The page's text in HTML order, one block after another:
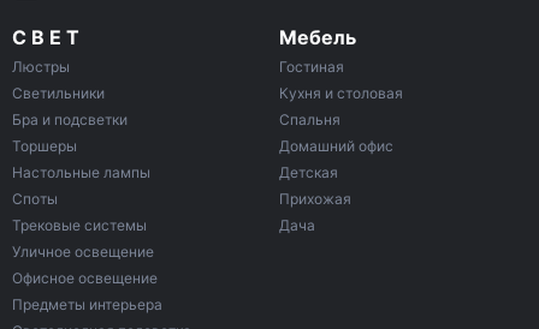
С В Е Т
Люстры
Светильники
Бра и подсветки
Торшеры
Настольные лампы
Споты
Трековые системы
Уличное освещение
Офисное освещение
Предметы интерьера
Мебель
Гостиная
Кухня и столовая
Спальня
Домашний офис
Детская
Прихожая
Дача